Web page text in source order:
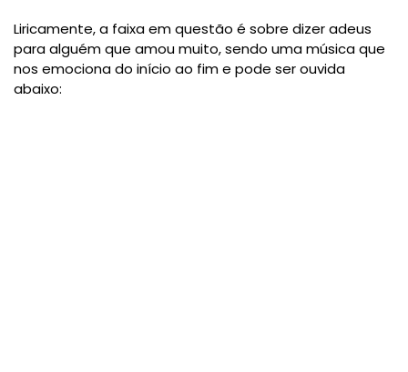
Liricamente, a faixa em questão é sobre dizer adeus
para alguém que amou muito, sendo uma música que
nos emociona do início ao fim e pode ser ouvida
abaixo: